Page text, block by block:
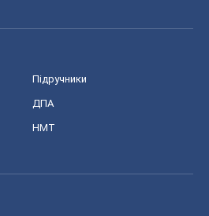
Підручники
ДПА
НМТ